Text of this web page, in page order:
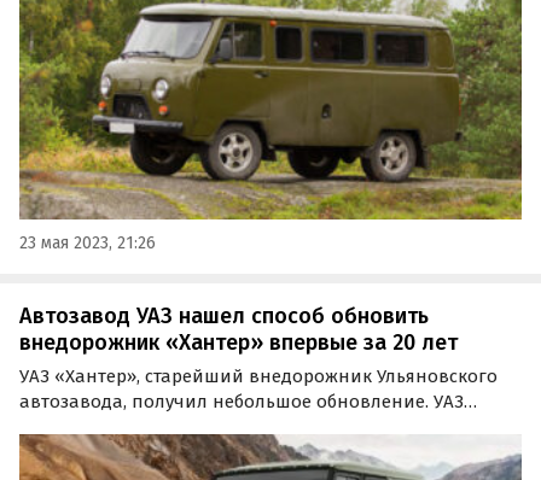
23 мая 2023, 21:26
Автозавод УАЗ нашел способ обновить
внедорожник «Хантер» впервые за 20 лет
УАЗ «Хантер», старейший внедорожник Ульяновского
автозавода, получил небольшое обновление. УАЗ
двухцветные оранжево-белые подфарники ПФ-130,